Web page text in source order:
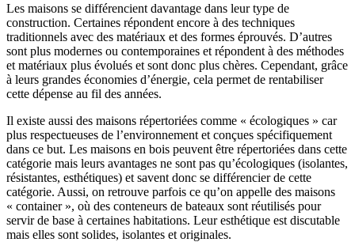
Les maisons se différencient davantage dans leur type de
construction. Certaines répondent encore à des techniques
traditionnels avec des matériaux et des formes éprouvés. D’autres
sont plus modernes ou contemporaines et répondent à des méthodes
et matériaux plus évolués et sont donc plus chères. Cependant, grâce
à leurs grandes économies d’énergie, cela permet de rentabiliser
cette dépense au fil des années.
Il existe aussi des maisons répertoriées comme « écologiques » car
plus respectueuses de l’environnement et conçues spécifiquement
dans ce but. Les maisons en bois peuvent être répertoriées dans cette
catégorie mais leurs avantages ne sont pas qu’écologiques (isolantes,
résistantes, esthétiques) et savent donc se différencier de cette
catégorie. Aussi, on retrouve parfois ce qu’on appelle des maisons
« container », où des conteneurs de bateaux sont réutilisés pour
servir de base à certaines habitations. Leur esthétique est discutable
mais elles sont solides, isolantes et originales.